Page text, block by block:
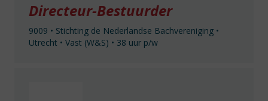
Directeur-Bestuurder
9009 • Stichting de Nederlandse Bachvereniging •
Utrecht • Vast (W&S) • 38 uur p/w